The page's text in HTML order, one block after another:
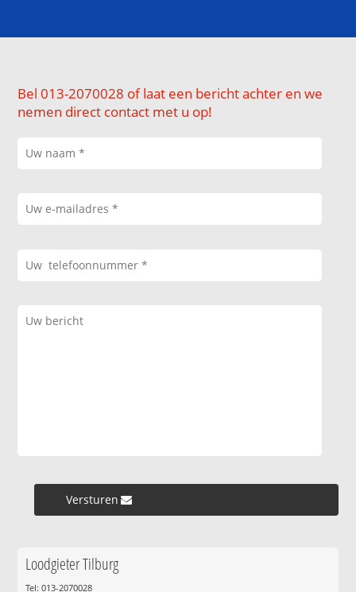
Bel 013-2070028 of laat een bericht achter en we
nemen direct contact met u op!
Versturen »
Loodgieter Tilburg
Tel: 013-2070028